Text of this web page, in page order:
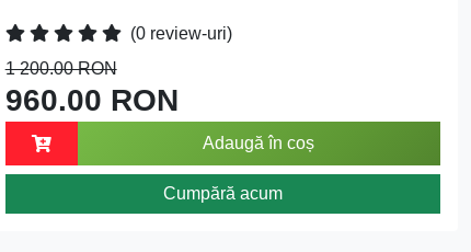
(0 review-uri)
1 200.00 RON
960.00 RON
Adaugă în coș
Cumpără acum